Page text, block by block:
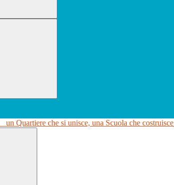
un Quartiere che si unisce, una Scuola che costruisce